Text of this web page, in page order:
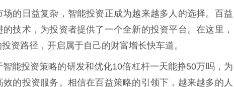
的日益复杂，智能投资正成为越来越多人的选择。百益
技术，为投资者提供了一个全新的投资平台。在这里，
资路径，开启属于自己的财富增长快车道。
能投资策略的研发和优化10倍杠杆一天能挣50万吗，为
的投资服务。相信在百益策略的引领下，越来越多的人